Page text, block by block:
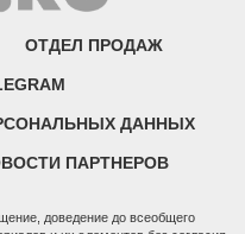
ОТДЕЛ ПРОДАЖ
ДАННЫХ
ПАРТНЕРОВ
доведение до всеобщего